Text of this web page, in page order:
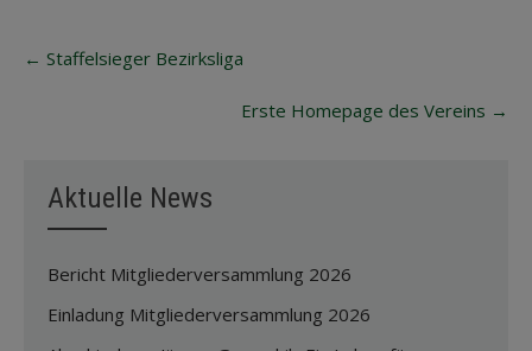
navigation
← Staffelsieger Bezirksliga
Erste Homepage des Vereins →
Aktuelle News
Bericht Mitgliederversammlung 2026
Einladung Mitgliederversammlung 2026